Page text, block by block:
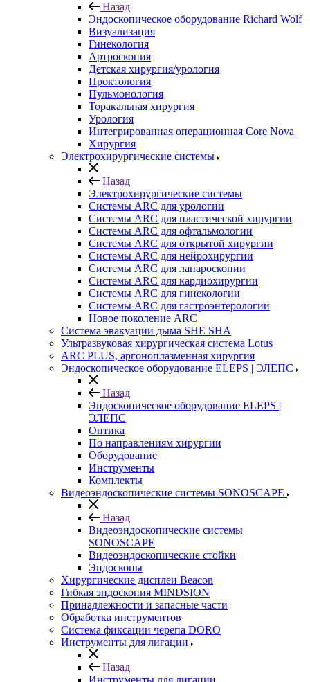
Назад
Эндоскопическое оборудование Richard Wolf
Визуализация
Гинекология
Артроскопия
Детская хирургия/урология
Проктология
Пульмонология
Торакальная хирургия
Урология
Интегрированная операционная Core Nova
Хирургия
Электрохирургические системы
Назад
Электрохирургические системы
Системы ARC для урологии
Системы ARC для пластической хирургии
Системы ARC для офтальмологии
Системы ARC для открытой хирургии
Системы ARC для нейрохирургии
Системы ARC для лапароскопии
Системы ARC для кардиохирургии
Системы ARC для гинекологии
Системы ARC для гастроэнтерологии
Новое поколение ARC
Система эвакуации дыма SHE SHA
Ультразвуковая хирургическая система Lotus
ARC PLUS, аргоноплазменная хирургия
Эндоскопическое оборудование ELEPS | ЭЛЕПС
Назад
Эндоскопическое оборудование ELEPS |
ЭЛЕПС
Оптика
По направлениям хирургии
Оборудование
Инструменты
Комплекты
Видеоэндоскопические системы SONOSCAPE
Назад
Видеоэндоскопические системы
SONOSCAPE
Видеоэндоскопические стойки
Эндоскопы
Хирургические дисплеи Beacon
Гибкая эндоскопия MINDSION
Принадлежности и запасные части
Обработка инструментов
Система фиксации черепа DORO
Инструменты для лигации
Назад
Инструменты для лигации